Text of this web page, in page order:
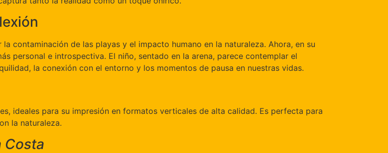
la contaminación de las playas y el impacto humano en la naturaleza. Ahora, en su
personal e introspectiva. El niño, sentado en la arena, parece contemplar el
la conexión con el entorno y los momentos de pausa en nuestras vidas.
ideales para su impresión en formatos verticales de alta calidad. Es perfecta para
la naturaleza.
Costa